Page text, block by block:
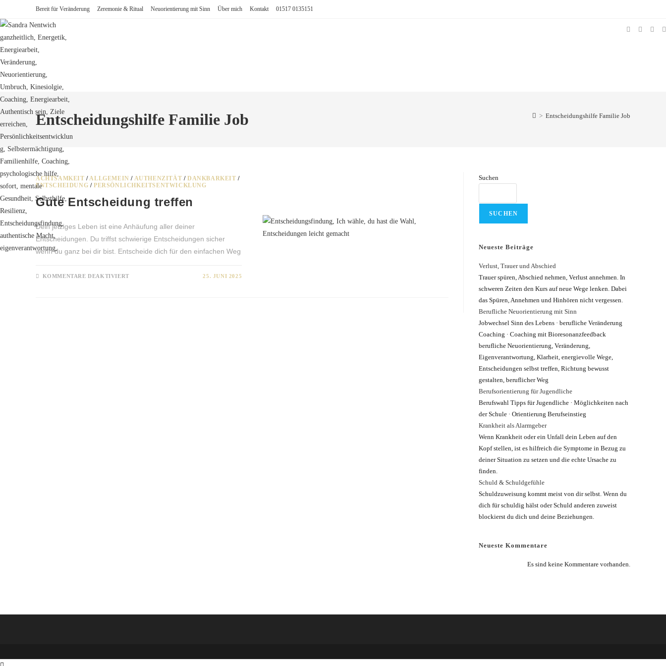
Inhalt
Bereit für Veränderung Zeremonie & Ritual Neuorientierung mit Sinn Über mich Kontakt 01517 0135151
Entscheidungshilfe Familie Job > Entscheidungshilfe Familie Job
Suchen
SUCHEN
Neueste Beiträge
Verlust, Trauer und Abschied
Trauer spüren, Abschied nehmen, Verlust annehmen. In
schweren Zeiten den Kurs auf neue Wege lenken. Dabei
das Spüren, Annehmen und Hinhören nicht vergessen.
Berufliche Neuorientierung mit Sinn
Jobwechsel Sinn des Lebens · berufliche Veränderung
Coaching · Coaching mit Bioresonanzfeedback
berufliche Neuorientierung, Veränderung,
Eigenverantwortung, Klarheit, energievolle Wege,
Entscheidungen selbst treffen, Richtung bewusst
gestalten, beruflicher Weg
Berufsorientierung für Jugendliche
Berufswahl Tipps für Jugendliche · Möglichkeiten nach
der Schule · Orientierung Berufseinstieg
Krankheit als Alarmgeber
Wenn Krankheit oder ein Unfall dein Leben auf den
Kopf stellen, ist es hilfreich die Symptome in Bezug zu
deiner Situation zu setzen und die echte Ursache zu
finden.
Schuld & Schuldgefühle
Schuldzuweisung kommt meist von dir selbst. Wenn du
dich für schuldig hälst oder Schuld anderen zuweist
blockierst du dich und deine Beziehungen.
Neueste Kommentare
Es sind keine Kommentare vorhanden.
ACHTSAMKEIT /ALLGEMEIN / AUTHENZITÄT /DANKBARKEIT /
ENTSCHEIDUNG /PERSÖNLICHKEITSENTWICKLUNG
Gute Entscheidung treffen
Dein jetziges Leben ist eine Anhäufung aller deiner
Entscheidungen. Du triffst schwierige Entscheidungen sicher
wenn du ganz bei dir bist. Entscheide dich für den einfachen Weg
KOMMENTARE DEAKTIVIERTFÜR
25. JUNI 2025